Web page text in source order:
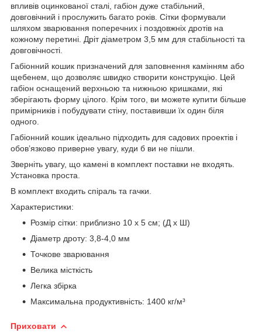
впливів оцинкованої сталі, габіон дуже стабільний,
довговічний і прослужить багато років. Сітки формували
шляхом зварювання поперечних і поздовжніх дротів на
кожному перетині. Дріт діаметром 3,5 мм для стабільності та
довговічності.
Габіонний кошик призначений для заповнення камінням або
щебенем, що дозволяє швидко створити конструкцію. Цей
габіон оснащений верхньою та нижньою кришками, які
зберігають форму цілого. Крім того, ви можете купити більше
примірників і побудувати стіну, поставивши їх один біля
одного.
Габіонний кошик ідеально підходить для садових проектів і
обов’язково приверне увагу, куди б ви не пішли.
Зверніть увагу, що камені в комплект поставки не входять.
Установка проста.
В комплект входить спіраль та гачки.
Характеристики:
Розмір сітки: приблизно 10 x 5 см; (Д x Ш)
Діаметр дроту: 3,8-4,0 мм
Точкове зварювання
Велика місткість
Легка збірка
Максимальна продуктивність: 1400 кг/м³
Приховати